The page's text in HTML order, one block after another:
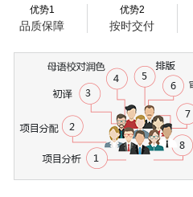
优势1
品质保障
优势2
按时交付